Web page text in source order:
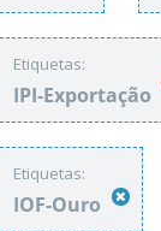
Etiquetas:
IPI-Exportação
Etiquetas:
IOF-Ouro